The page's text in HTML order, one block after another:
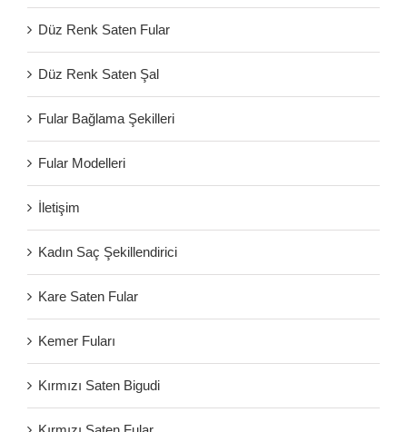
Düz Renk Saten Fular
Düz Renk Saten Şal
Fular Bağlama Şekilleri
Fular Modelleri
İletişim
Kadın Saç Şekillendirici
Kare Saten Fular
Kemer Fuları
Kırmızı Saten Bigudi